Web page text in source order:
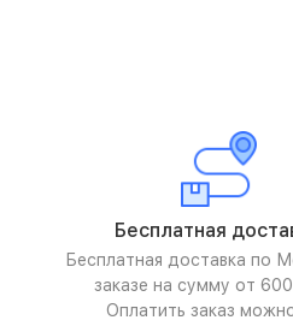
Бесплатная
Бесплатная доставка по
заказе на сумму от
Оплатить заказ